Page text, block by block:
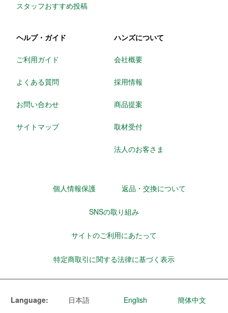
スタッフおすすめ投稿
ヘルプ・ガイド
ご利用ガイド
よくある質問
お問い合わせ
サイトマップ
ハンズについて
会社概要
採用情報
商品提案
取材受付
法人のお客さま
個人情報保護 返品・交換について
SNSの取り組み
サイトのご利用にあたって
特定商取引に関する法律に基づく表示
Language: 日本語 English 簡体中文